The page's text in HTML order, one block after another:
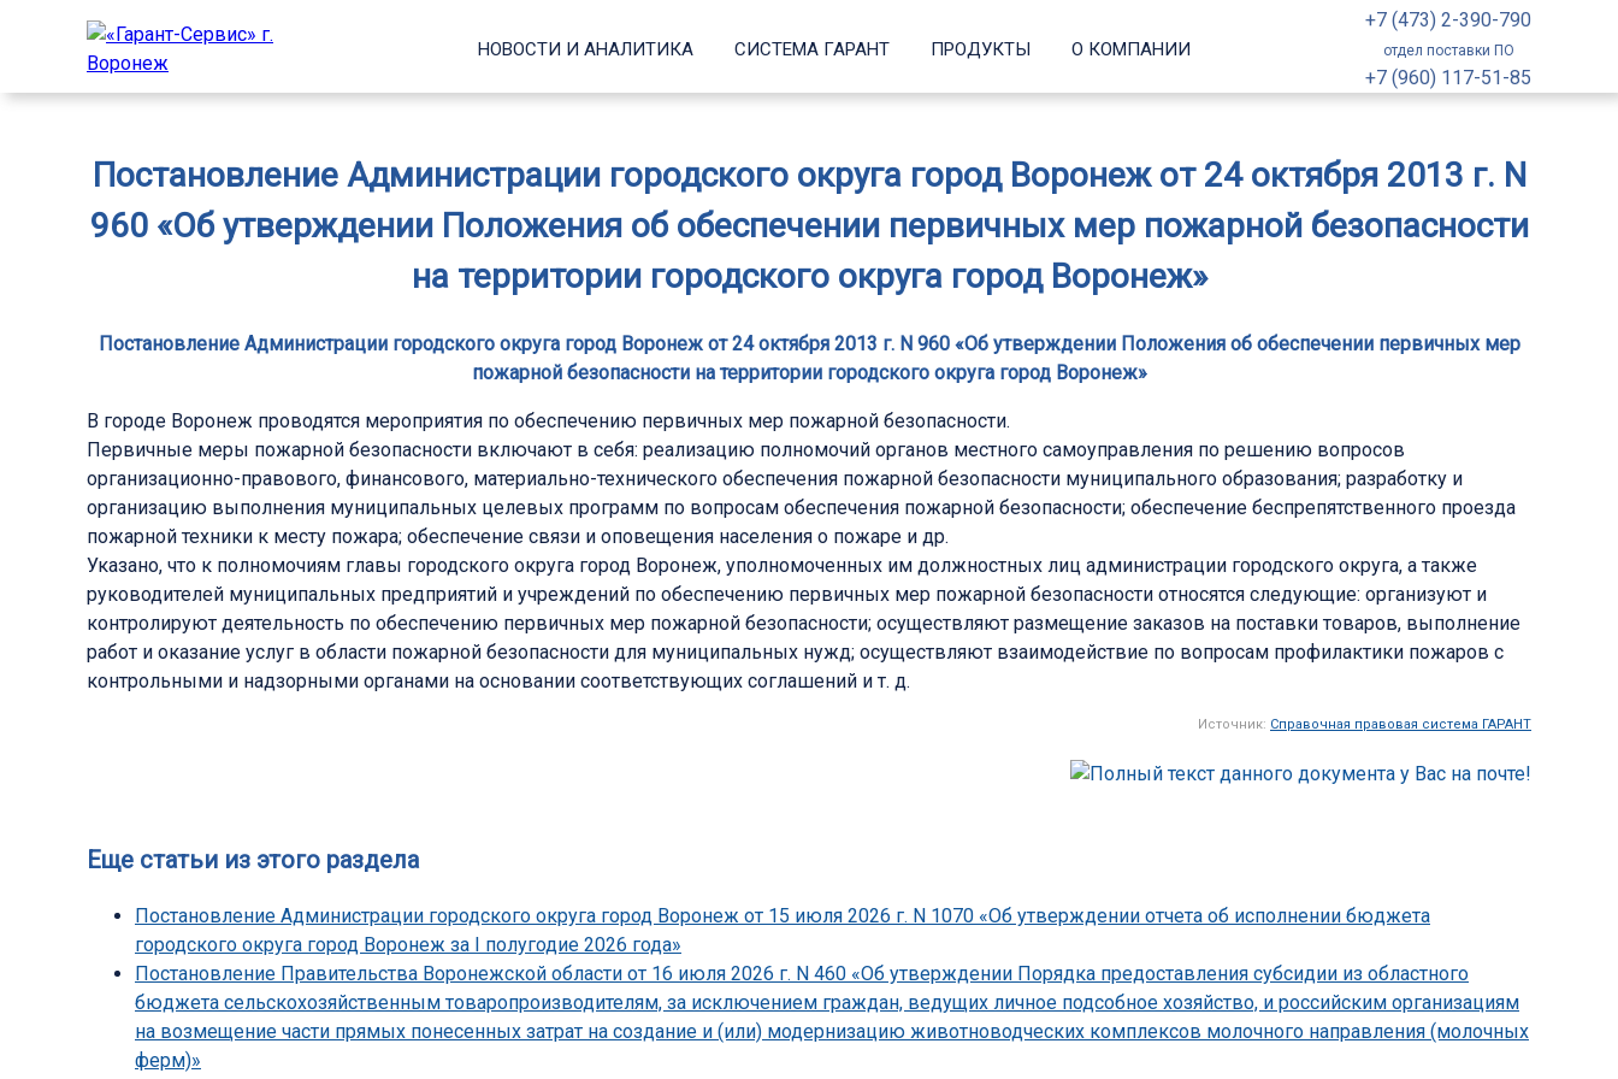
НОВОСТИ И АНАЛИТИКА СИСТЕМА ГАРАНТ ПРОДУКТЫ О КОМПАНИИ
+7 (473) 2-390-790
отдел поставки ПО
+7 (960) 117-51-85
Постановление Администрации городского округа город Воронеж от 24 октября 2013 г. N
960 «Об утверждении Положения об обеспечении первичных мер пожарной безопасности
на территории городского округа город Воронеж»
Постановление Администрации городского округа город Воронеж от 24 октября 2013 г. N 960 «Об утверждении Положения об обеспечении первичных мер
пожарной безопасности на территории городского округа город Воронеж»
В городе Воронеж проводятся мероприятия по обеспечению первичных мер пожарной безопасности.
Первичные меры пожарной безопасности включают в себя: реализацию полномочий органов местного самоуправления по решению вопросов
организационно-правового, финансового, материально-технического обеспечения пожарной безопасности муниципального образования; разработку и
организацию выполнения муниципальных целевых программ по вопросам обеспечения пожарной безопасности; обеспечение беспрепятственного проезда
пожарной техники к месту пожара; обеспечение связи и оповещения населения о пожаре и др.
Указано, что к полномочиям главы городского округа город Воронеж, уполномоченных им должностных лиц администрации городского округа, а также
руководителей муниципальных предприятий и учреждений по обеспечению первичных мер пожарной безопасности относятся следующие: организуют и
контролируют деятельность по обеспечению первичных мер пожарной безопасности; осуществляют размещение заказов на поставки товаров, выполнение
работ и оказание услуг в области пожарной безопасности для муниципальных нужд; осуществляют взаимодействие по вопросам профилактики пожаров с
контрольными и надзорными органами на основании соответствующих соглашений и т. д.
Источник: Справочная правовая система ГАРАНТ
Еще статьи из этого раздела
Постановление Администрации городского округа город Воронеж от 15 июля 2026 г. N 1070 «Об утверждении отчета об исполнении бюджета
городского округа город Воронеж за I полугодие 2026 года»
Постановление Правительства Воронежской области от 16 июля 2026 г. N 460 «Об утверждении Порядка предоставления субсидии из областного
бюджета сельскохозяйственным товаропроизводителям, за исключением граждан, ведущих личное подсобное хозяйство, и российским организациям
на возмещение части прямых понесенных затрат на создание и (или) модернизацию животноводческих комплексов молочного направления (молочных
ферм)»